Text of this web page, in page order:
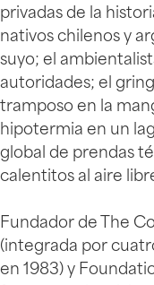
privadas de la
nativos chilenos y
suyo; el
autoridades; el
tramposo en la
hipotermia en un
global de prendas
calentitos al aire
Fundador de The
(integrada por
en 1983) y